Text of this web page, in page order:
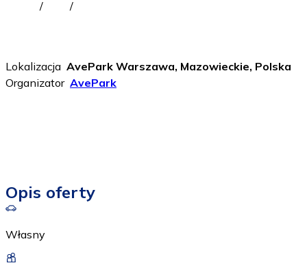
Lokalizacja AvePark Warszawa, Mazowieckie, Polska
Organizator AvePark
Opis oferty
Własny